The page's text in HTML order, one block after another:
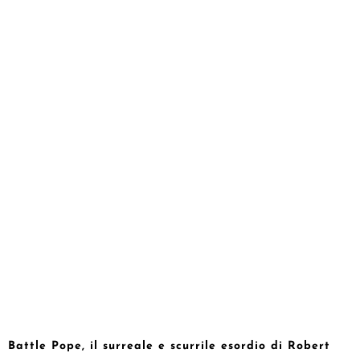
Battle Pope, il surreale e scurrile esordio di Robert